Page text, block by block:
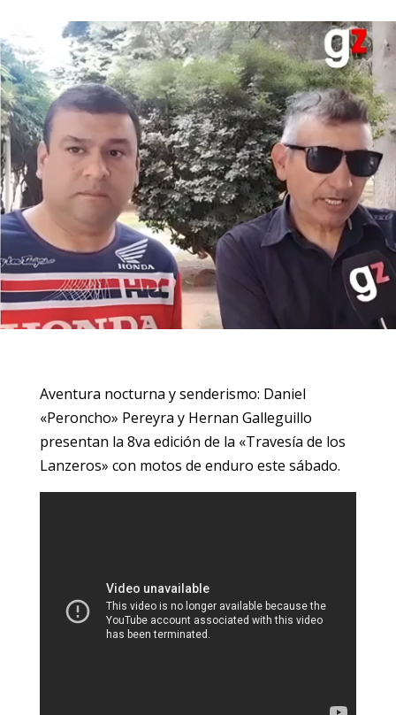
Aventura nocturna y senderismo: Daniel
«Peroncho» Pereyra y Hernan Galleguillo
presentan la 8va edición de la «Travesía de los
Lanzeros» con motos de enduro este sábado.